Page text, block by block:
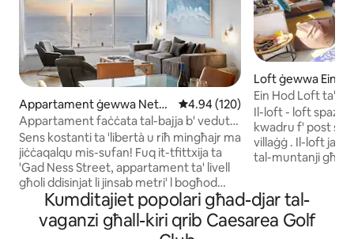
Appartament ġewwa Netan
ya
Rating medju ta' 4.94 minn 5,
4.94 (120)
Appartament faċċata tal-bajja b' veduta
tal-baħar mill-isbaħ
Sens kostanti ta 'libertà u riħ mingħajr ma
jiċċaqalqu mis-sufan! Fuq it-tfittxija ta
'Gad Ness Street, appartament ta' livell
għoli ddisinjat li jinsab metri' l bogħod
mill-Pjazza tal-Indipendenza u l-bajja L-
appartament li għadu kif ġie rinnovat
kompletament, li jgawdi veduta
Loft ġewwa Ein
Ein Hod Loft ta'
panoramika
baħar u tal-
Il-loft - loft
kwadru f' post
villaġġ . Il-loft
tal-muntanji għal
naturali b'
joħolqu akkwarju
parti mill-ispazju.
Kumditajiet popolari għad-djar tal-
vaganzi għall-kiri qrib Caesarea Golf